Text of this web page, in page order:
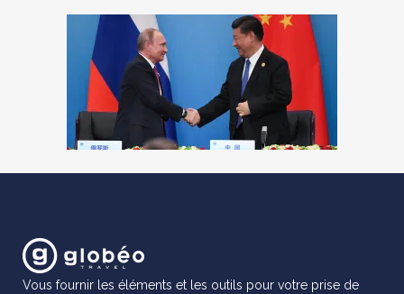
Vous fournir les éléments et les outils pour votre prise de